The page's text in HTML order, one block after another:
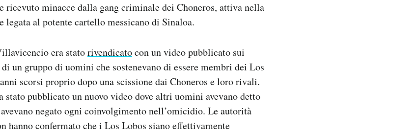
ricevuto minacce dalla gang criminale dei Choneros, attiva nella
legata al potente cartello messicano di Sinaloa.
era statorivendicatocon un video pubblicato sui
un gruppo di uomini che sostenevano di essere membri dei Los
scorsi proprio dopo una scissione dai Choneros e loro rivali.
stato pubblicato un nuovo video dove altri uomini avevano detto
negato ogni coinvolgimento nell’omicidio. Le autorità
hanno confermato che i Los Lobos siano effettivamente